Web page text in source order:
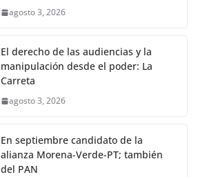
agosto 3, 2026
El derecho de las audiencias y la
manipulación desde el poder: La
Carreta
agosto 3, 2026
En septiembre candidato de la
alianza Morena-Verde-PT; también
del PAN